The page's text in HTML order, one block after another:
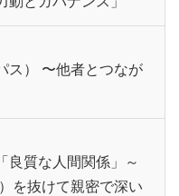
ス） 〜他者とつなが
良質な人間関係」～
を抜けて親密で深い